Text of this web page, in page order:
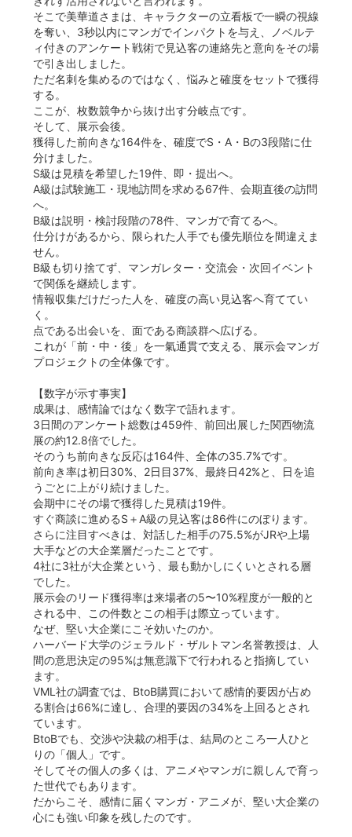
そこで美華道さまは、キャラクターの立看板で一瞬の視線
を奪い、3秒以内にマンガでインパクトを与え、ノベルテ
ィ付きのアンケート戦術で見込客の連絡先と意向をその場
で引き出しました。
ただ名刺を集めるのではなく、悩みと確度をセットで獲得
する。
ここが、枚数競争から抜け出す分岐点です。
そして、展示会後。
獲得した前向きな164件を、確度でS・A・Bの3段階に仕
分けました。
S級は見積を希望した19件、即・提出へ。
A級は試験施工・現地訪問を求める67件、会期直後の訪問
へ。
B級は説明・検討段階の78件、マンガで育てるへ。
仕分けがあるから、限られた人手でも優先順位を間違えま
せん。
B級も切り捨てず、マンガレター・交流会・次回イベント
で関係を継続します。
情報収集だけだった人を、確度の高い見込客へ育ててい
く。
点である出会いを、面である商談群へ広げる。
これが「前・中・後」を一氣通貫で支える、展示会マンガ
プロジェクトの全体像です。
【数字が示す事実】
成果は、感情論ではなく数字で語れます。
3日間のアンケート総数は459件、前回出展した関西物流
展の約12.8倍でした。
そのうち前向きな反応は164件、全体の35.7%です。
前向き率は初日30%、2日目37%、最終日42%と、日を追
うごとに上がり続けました。
会期中にその場で獲得した見積は19件。
すぐ商談に進めるS＋A級の見込客は86件にのぼります。
さらに注目すべきは、対話した相手の75.5%がJRや上場
大手などの大企業層だったことです。
4社に3社が大企業という、最も動かしにくいとされる層
でした。
展示会のリード獲得率は来場者の5〜10%程度が一般的と
される中、この件数とこの相手は際立っています。
なぜ、堅い大企業にこそ効いたのか。
ハーバード大学のジェラルド・ザルトマン名誉教授は、人
間の意思決定の95%は無意識下で行われると指摘してい
ます。
VML社の調査では、BtoB購買において感情的要因が占め
る割合は66%に達し、合理的要因の34%を上回るとされ
ています。
BtoBでも、交渉や決裁の相手は、結局のところ一人ひと
りの「個人」です。
そしてその個人の多くは、アニメやマンガに親しんで育っ
た世代でもあります。
だからこそ、感情に届くマンガ・アニメが、堅い大企業の
心にも強い印象を残したのです。